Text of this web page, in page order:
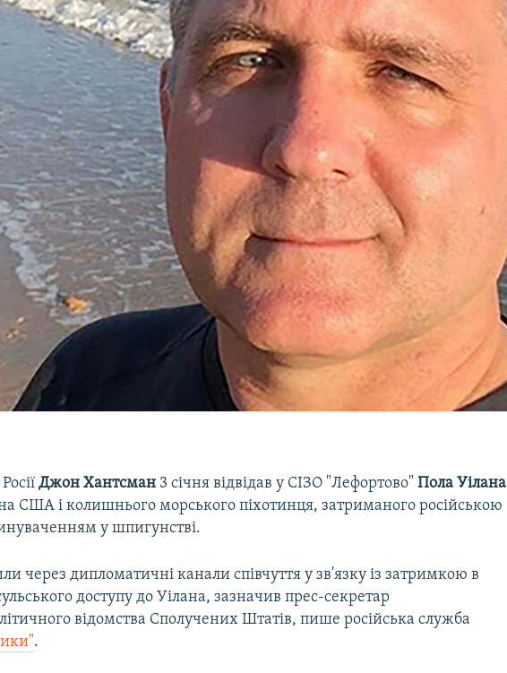
Джон Хантсман 3 січня відвідав у СІЗО "Лефортово"Пола Уілана
США і колишнього морського піхотинця, затриманого російською
у шпигунстві.
через дипломатичні канали співчуття у зв'язку із затримкою в
доступу до Уілана, зазначив прес-секретар
відомства Сполучених Штатів, пише російська служба
.